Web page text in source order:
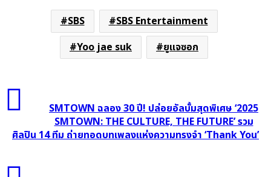
SBS
SBS Entertainment
Yoo jae suk
ยูแจซอก
ฉลอง
30
ปี!
SMTOWN ฉลอง 30 ปี! ปล่อยอัลบั้มสุดพิเศษ ‘2025
SMTOWN: THE CULTURE, THE FUTURE’ รวม
ศิลปิน 14 ทีม ถ่ายทอดบทเพลงแห่งความทรงจำ ‘Thank You’